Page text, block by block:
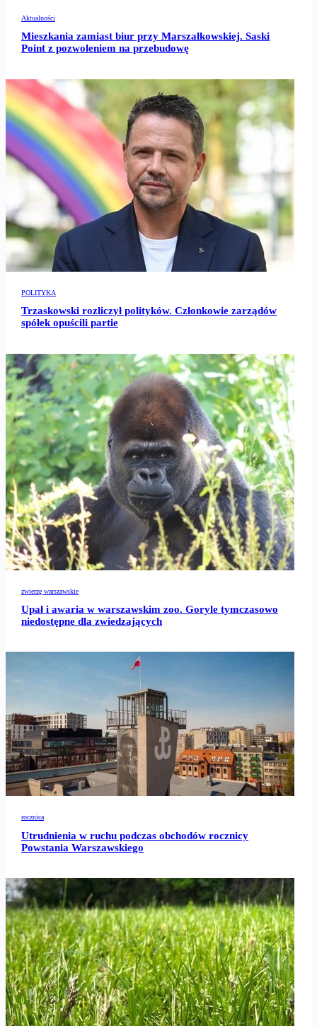
Aktualności
Mieszkania zamiast biur przy Marszałkowskiej. Saski
Point z pozwoleniem na przebudowę
POLITYKA
Trzaskowski rozliczył polityków. Członkowie zarządów
spółek opuścili partie
zwierzę warszawskie
Upał i awaria w warszawskim zoo. Goryle tymczasowo
niedostępne dla zwiedzających
rocznica
Utrudnienia w ruchu podczas obchodów rocznicy
Powstania Warszawskiego